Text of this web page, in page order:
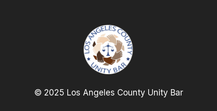
© 2025 Los Angeles County Unity Bar